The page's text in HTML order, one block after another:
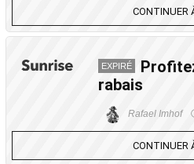
CONTINUER
EXPIRÉ
rabais
Rafael Imhof
CONTINUER